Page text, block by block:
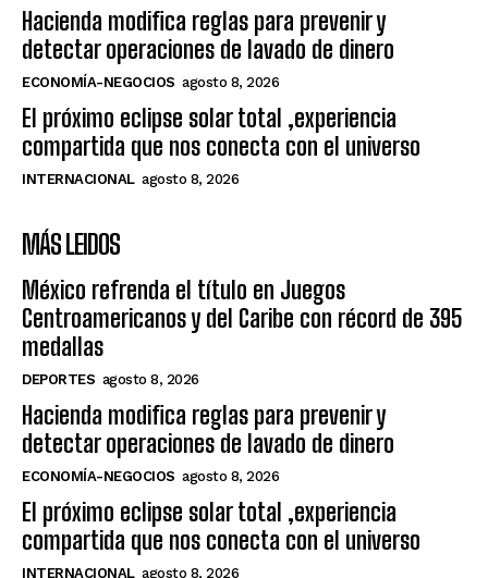
Hacienda modifica reglas para prevenir y
detectar operaciones de lavado de dinero
ECONOMÍA-NEGOCIOS agosto 8, 2026
El próximo eclipse solar total ,experiencia
compartida que nos conecta con el universo
INTERNACIONAL agosto 8, 2026
MÁS LEIDOS
México refrenda el título en Juegos
Centroamericanos y del Caribe con récord de 395
medallas
DEPORTES agosto 8, 2026
Hacienda modifica reglas para prevenir y
detectar operaciones de lavado de dinero
ECONOMÍA-NEGOCIOS agosto 8, 2026
El próximo eclipse solar total ,experiencia
compartida que nos conecta con el universo
INTERNACIONAL agosto 8, 2026